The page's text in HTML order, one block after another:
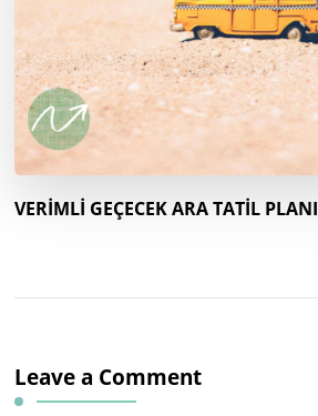
VERİMLİ GEÇECEK ARA TATİL PLANI
Leave a Comment